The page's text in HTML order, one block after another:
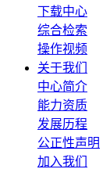
下载中心
综合检索
操作视频
关于我们
中心简介
能力资质
发展历程
公正性声明
加入我们